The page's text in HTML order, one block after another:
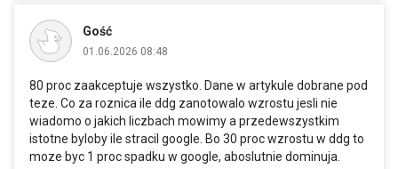
Gość
01.06.2026 08:48
80 proc zaakceptuje wszystko. Dane w artykule dobrane pod
teze. Co za roznica ile ddg zanotowalo wzrostu jesli nie
wiadomo o jakich liczbach mowimy a przedewszystkim
istotne byloby ile stracil google. Bo 30 proc wzrostu w ddg to
moze byc 1 proc spadku w google, aboslutnie dominuja.